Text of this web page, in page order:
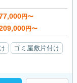
円〜
円〜
ゴミ屋敷片付け